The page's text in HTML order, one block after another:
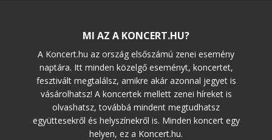
MI AZ A KONCERT.HU?
A Koncert.hu az ország elsőszámú zenei esemény
naptára. Itt minden közelgő eseményt, koncertet,
fesztivált megtalálsz, amikre akár azonnal jegyet is
vásárolhatsz! A koncertek mellett zenei híreket is
olvashatsz, továbbá mindent megtudhatsz
együttesekről és helyszínekről is. Minden koncert egy
helyen, ez a Koncert.hu.